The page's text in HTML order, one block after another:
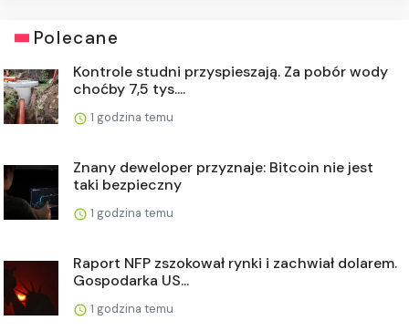
Polecane
Kontrole studni przyspieszają. Za pobór wody
choćby 7,5 tys....
1 godzina temu
Znany deweloper przyznaje: Bitcoin nie jest
taki bezpieczny
1 godzina temu
Raport NFP zszokował rynki i zachwiał dolarem.
Gospodarka US...
1 godzina temu